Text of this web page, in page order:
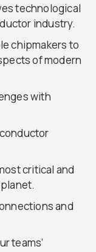
technological
industry.
chipmakers to
of modern
with
critical and
and
teams’